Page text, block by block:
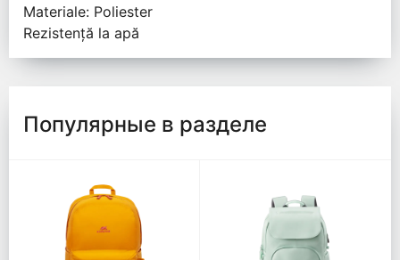
Materiale: Poliester
Rezistență la apă
Популярные в разделе